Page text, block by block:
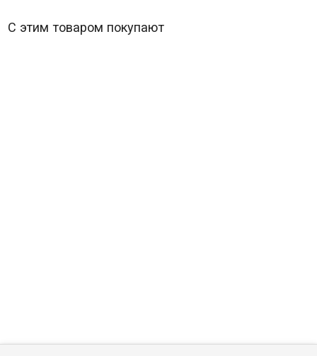
С этим товаром покупают